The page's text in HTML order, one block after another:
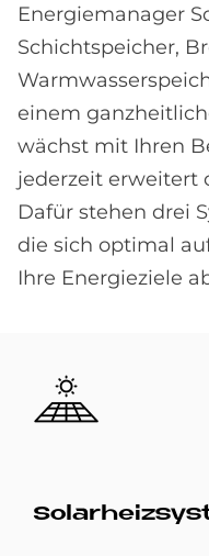
Energiemanager
Schichtspeicher,
einem
wächst mit Ihren
jederzeit erweitert
Dafür stehen drei
die sich optimal
Ihre Energieziele
Bild